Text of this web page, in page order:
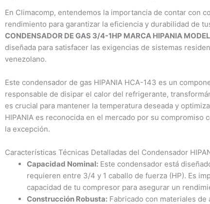
En Climacomp, entendemos la importancia de contar con
rendimiento para garantizar la eficiencia y durabilidad de
CONDENSADOR DE GAS 3/4-1HP MARCA HIPANIA
diseñada para satisfacer las exigencias de sistemas
venezolano.
Este condensador de gas HIPANIA HCA-143 es un
responsable de disipar el calor del refrigerante,
es crucial para mantener la temperatura deseada y
HIPANIA es reconocida en el mercado por su compromiso
la excepción.
Características Técnicas Detalladas del Condensador
Capacidad Nominal: Este condensador está
requieren entre 3/4 y 1 caballo de fuerza (HP). Es
capacidad de tu compresor para asegurar un
Construcción Robusta: Fabricado con materiales